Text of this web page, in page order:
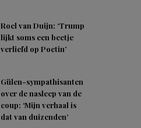
Roel van Duijn: ‘Trump
lijkt soms een beetje
verliefd op Poetin’
Gülen-sympathisanten
over de nasleep van de
coup: ‘Mijn verhaal is
dat van duizenden’